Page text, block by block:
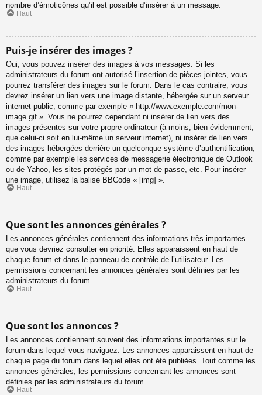
nombre d’émoticônes qu’il est possible d’insérer à un message.
Haut
Puis-je insérer des images ?
Oui, vous pouvez insérer des images à vos messages. Si les
administrateurs du forum ont autorisé l’insertion de pièces jointes, vous
pourrez transférer des images sur le forum. Dans le cas contraire, vous
devrez insérer un lien vers une image distante, hébergée sur un serveur
internet public, comme par exemple « http://www.exemple.com/mon-
image.gif ». Vous ne pourrez cependant ni insérer de lien vers des
images présentes sur votre propre ordinateur (à moins, bien évidemment,
que celui-ci soit en lui-même un serveur internet), ni insérer de lien vers
des images hébergées derrière un quelconque système d’authentification,
comme par exemple les services de messagerie électronique de Outlook
ou de Yahoo, les sites protégés par un mot de passe, etc. Pour insérer
une image, utilisez la balise BBCode « [img] ».
Haut
Que sont les annonces générales ?
Les annonces générales contiennent des informations très importantes
que vous devriez consulter en priorité. Elles apparaissent en haut de
chaque forum et dans le panneau de contrôle de l’utilisateur. Les
permissions concernant les annonces générales sont définies par les
administrateurs du forum.
Haut
Que sont les annonces ?
Les annonces contiennent souvent des informations importantes sur le
forum dans lequel vous naviguez. Les annonces apparaissent en haut de
chaque page du forum dans lequel elles ont été publiées. Tout comme les
annonces générales, les permissions concernant les annonces sont
définies par les administrateurs du forum.
Haut